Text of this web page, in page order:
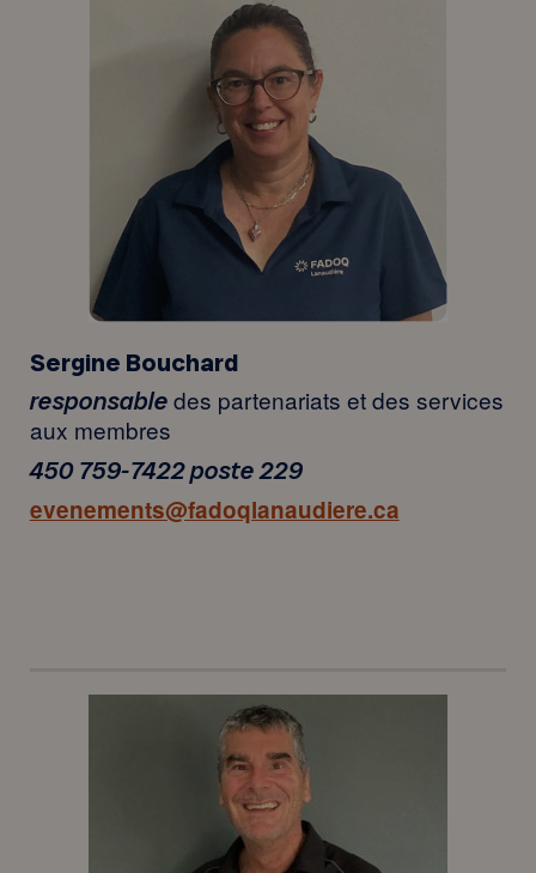
Sergine Bouchard
responsabledes partenariats et des services
aux membres
450 759-7422 poste 229
evenements@fadoqlanaudiere.ca